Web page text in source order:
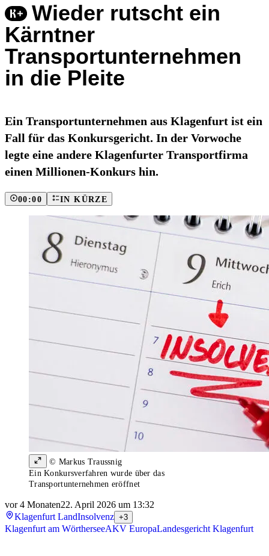
Wieder rutscht ein
Kärntner
Transportunternehmen
in die Pleite
Ein Transportunternehmen aus Klagenfurt ist ein
Fall für das Konkursgericht. In der Vorwoche
legte eine andere Klagenfurter Transportfirma
einen Millionen-Konkurs hin.
00:00 IN KÜRZE
© Markus Traussnig
Ein Konkursverfahren wurde über das
Transportunternehmen eröffnet
vor 4 Monaten22. April 2026 um 13:32
Klagenfurt LandInsolvenz +3
Klagenfurt am WörtherseeAKV EuropaLandesgericht Klagenfurt